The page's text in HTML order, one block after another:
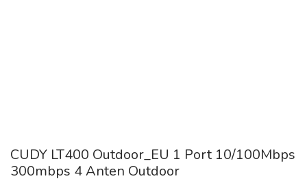
CUDY LT400 Outdoor_EU 1 Port 10/100Mbps
300mbps 4 Anten Outdoor